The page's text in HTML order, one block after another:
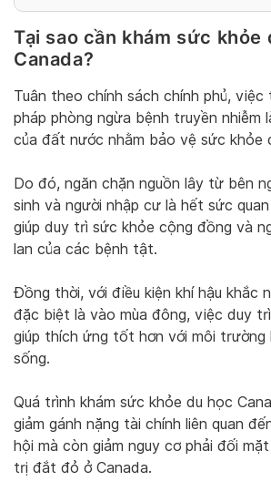
Tại sao cần khám sức khỏe
Canada?
Tuân theo chính sách chính phủ,
pháp phòng ngừa bệnh truyền nhiễm
của đất nước nhằm bảo vệ sức khỏe
Do đó, ngăn chặn nguồn lây từ bên
sinh và người nhập cư là hết sức
giúp duy trì sức khỏe cộng đồng và
lan của các bệnh tật.
Đồng thời, với điều kiện khí hậu khắc
đặc biệt là vào mùa đông, việc duy
giúp thích ứng tốt hơn với môi trường
sống.
Quá trình khám sức khỏe du học
giảm gánh nặng tài chính liên quan
hội mà còn giảm nguy cơ phải đối
trị đắt đỏ ở Canada.